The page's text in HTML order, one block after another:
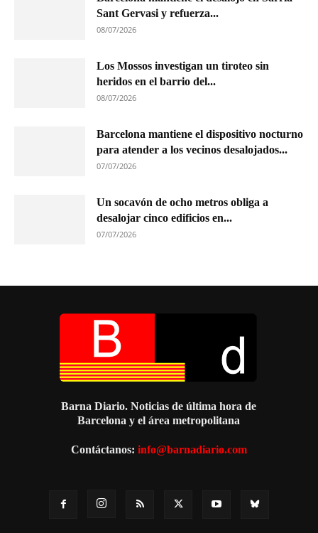
Sant Gervasi y refuerza...
08/07/2026
Los Mossos investigan un tiroteo sin
heridos en el barrio del...
08/07/2026
Barcelona mantiene el dispositivo nocturno
para atender a los vecinos desalojados...
07/07/2026
Un socavón de ocho metros obliga a
desalojar cinco edificios en...
07/07/2026
Barna Diario. Noticias de última hora de
Barcelona y el área metropolitana
Contáctanos: info@barnadiario.com